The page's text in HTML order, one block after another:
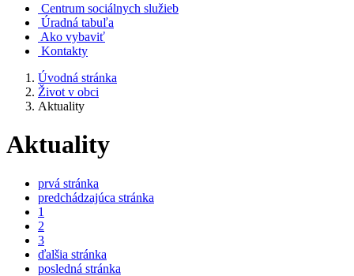
Centrum sociálnych služieb
Úradná tabuľa
Ako vybaviť
Kontakty
Úvodná stránka
Život v obci
Aktuality
Aktuality
prvá stránka
predchádzajúca stránka
1
2
3
ďalšia stránka
posledná stránka